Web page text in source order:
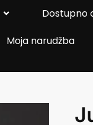
Dostupno
Moja narudžba